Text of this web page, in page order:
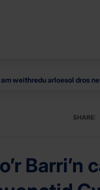
weithredu arloesol dros
SHARE:
Barri’n